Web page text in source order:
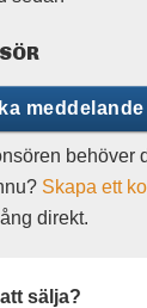
meddelande
behöver
Skapa ett
direkt.
sälja?